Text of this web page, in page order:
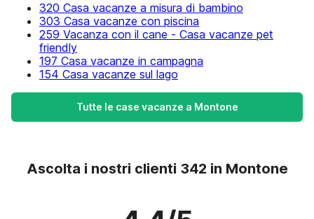
320 Casa vacanze a misura di bambino
303 Casa vacanze con piscina
259 Vacanza con il cane - Casa vacanze pet
friendly
197 Casa vacanze in campagna
154 Casa vacanze sul lago
Tutte le case vacanze a Montone
Ascolta i nostri clienti 342 in Montone